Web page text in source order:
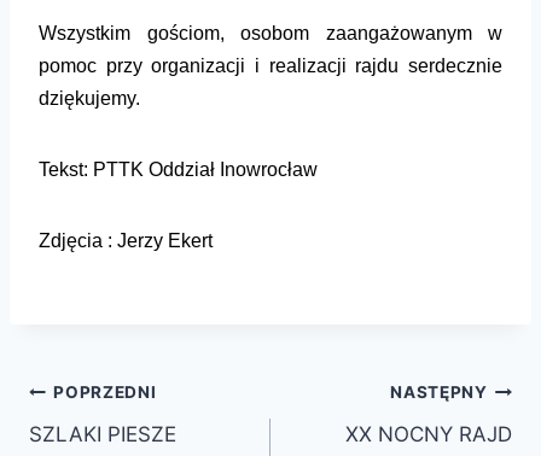
Wszystkim gościom, osobom zaangażowanym w
pomoc przy organizacji i realizacji rajdu serdecznie
dziękujemy.
Tekst: PTTK Oddział Inowrocław
Zdjęcia : Jerzy Ekert
POPRZEDNI
SZLAKI PIESZE
NASTĘPNY
XX NOCNY RAJD